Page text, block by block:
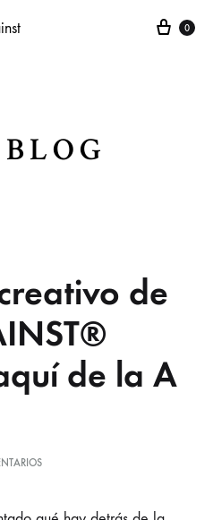
Cart
0
de
de la A
EN
CREATIVO